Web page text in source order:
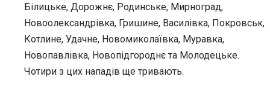
Білицьке, Дорожнє, Родинське, Мирноград,
Новоолександрівка, Гришине, Василівка, Покровськ,
Котлине, Удачне, Новомиколаївка, Муравка,
Новопавлівка, Новопідгороднє та Молодецьке.
Чотири з цих нападів ще тривають.